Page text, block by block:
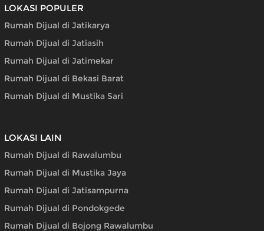
LOKASI POPULER
Rumah Dijual di Jatikarya
Rumah Dijual di Jatiasih
Rumah Dijual di Jatimekar
Rumah Dijual di Bekasi Barat
Rumah Dijual di Mustika Sari
LOKASI LAIN
Rumah Dijual di Rawalumbu
Rumah Dijual di Mustika Jaya
Rumah Dijual di Jatisampurna
Rumah Dijual di Pondokgede
Rumah Dijual di Bojong Rawalumbu